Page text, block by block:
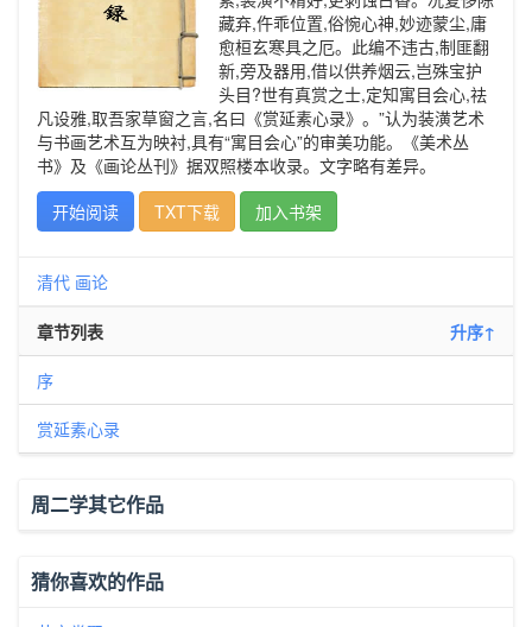
藏弃,仵乖位置,俗惋心神,妙迹蒙尘,庸
愈桓玄寒具之厄。此编不违古,制匪翻
新,旁及器用,借以供养烟云,岂殊宝护
头目?世有真赏之士,定知寓目会心,祛
凡设雅,取吾家草窗之言,名曰《赏延素心录》。”认为装潢艺术
与书画艺术互为映衬,具有“寓目会心”的审美功能。《美术丛
书》及《画论丛刊》据双照楼本收录。文字略有差异。
开始阅读
TXT下载 加入书架
清代 画论
章节列表 升序↑
序
赏延素心录
周二学其它作品
猜你喜欢的作品